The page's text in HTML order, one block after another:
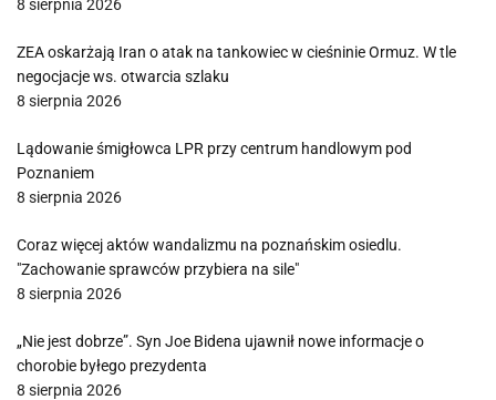
8 sierpnia 2026
ZEA oskarżają Iran o atak na tankowiec w cieśninie Ormuz. W tle
negocjacje ws. otwarcia szlaku
8 sierpnia 2026
Lądowanie śmigłowca LPR przy centrum handlowym pod
Poznaniem
8 sierpnia 2026
Coraz więcej aktów wandalizmu na poznańskim osiedlu.
"Zachowanie sprawców przybiera na sile"
8 sierpnia 2026
„Nie jest dobrze”. Syn Joe Bidena ujawnił nowe informacje o
chorobie byłego prezydenta
8 sierpnia 2026